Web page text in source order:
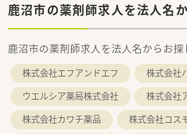
鹿沼市の薬剤師求人を法人名
鹿沼市の薬剤師求人を法人名からお探
株式会社エフアンドエフ 株式会社
ウエルシア薬局株式会社
株式会社
株式会社カワチ薬品
株式会社コス